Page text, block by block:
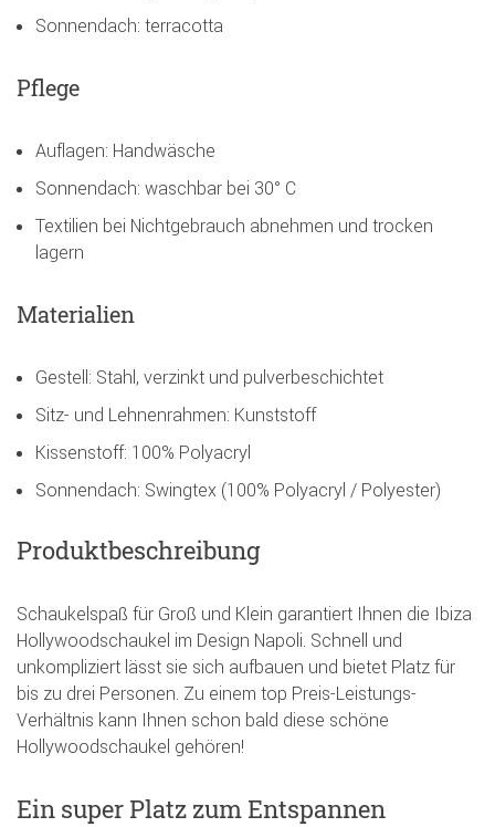
Sonnendach: terracotta
Pflege
Auflagen: Handwäsche
Sonnendach: waschbar bei 30° C
Textilien bei Nichtgebrauch abnehmen und trocken
lagern
Materialien
Gestell: Stahl, verzinkt und pulverbeschichtet
Sitz- und Lehnenrahmen: Kunststoff
Kissenstoff: 100% Polyacryl
Sonnendach: Swingtex (100% Polyacryl / Polyester)
Produktbeschreibung
Schaukelspaß für Groß und Klein garantiert Ihnen die Ibiza
Hollywoodschaukel im Design Napoli. Schnell und
unkompliziert lässt sie sich aufbauen und bietet Platz für
bis zu drei Personen. Zu einem top Preis-Leistungs-
Verhältnis kann Ihnen schon bald diese schöne
Hollywoodschaukel gehören!
Ein super Platz zum Entspannen